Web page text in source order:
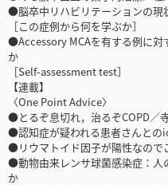
●脳卒中リハビリテーションの
［この症例から何を学ぶか］
●Accessory MCAを有する例に対
か
［Self-assessment test］
【連載】
〈One Point Advice〉
●とるぞ息切れ，治るぞCOPD／
●認知症が疑われる患者さんとの
●リウマトイド因子が陽性なので
●動物由来レンサ球菌感染症：
か